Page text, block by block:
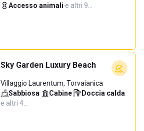
Accesso animali·e altri 9…
Sky Garden Luxury Beach
Villaggio Laurentum, Torvaianica
Sabbiosa· Cabine· Doccia calda·
e altri 4…